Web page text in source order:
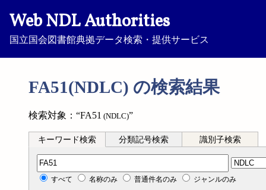
Web NDL Authorities
国立国会図書館典拠データ検索・提供サービス
FA51(NDLC) の検索結果
検索対象：“FA51 (NDLC)”
キーワード検索 分類記号検索 識別子検索
分類記号検索
すべて 名称のみ 普通件名のみ ジャンルのみ